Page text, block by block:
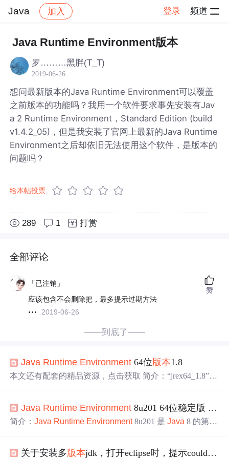
Java 加入 登录 频道
社区 Java 帖子详情
Java Runtime Environment版本
罗………黑胖(T_T)
2019-06-26
想问最新版本的Java Runtime Environment可以覆盖
之前版本的功能吗？我用一个软件要求事先安装有Jav
a 2 Runtime Environment，Standard Edition (build
v1.4.2_05)，但是我安装了官网上最新的Java Runtime
Environment之后却依旧无法使用这个软件，是版本的
问题吗？
给本帖投票
289 1 打赏
全部评论
「已注销」
应该包含不会删除把，最多提示过期方法
2019-06-26
赞
——到底了——
Java Runtime Environment 64位版本1.8
本文还有配套的精品资源，点击获取 简介：“jrex64_1.8”指
新，包含关键的语言特性和改进，发布于2014年。压缩包
文件名为“jrex64_1.8”，暗示它包括用于在64位系统上安装
Java Runtime Environment 8u201 64位稳定版 - 免费商用最后
简介：Java Runtime Environment8u201 是Java 8 的第 2
包含 JVM、核心类库等运行 Java应用所必需的组件，支
关于安装多版本jdk，打开eclipse时，提示could not find